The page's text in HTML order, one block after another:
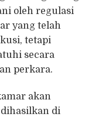
oleh regulasi
yang telah
tetapi
secara
perkara.
akan
di